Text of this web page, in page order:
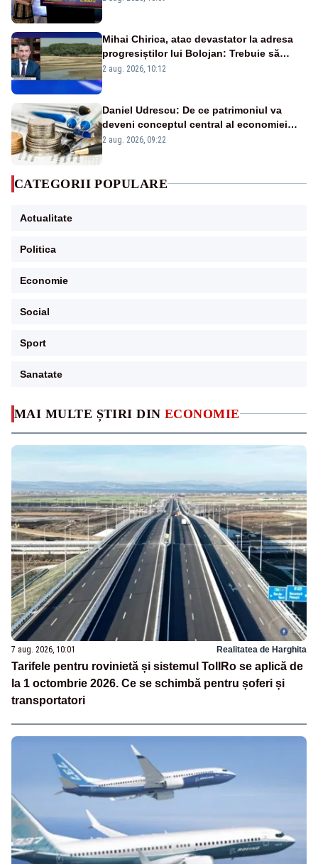
MAI MULTE ȘTIRI DIN ECONOMIE
7 aug. 2026, 10:01 Realitatea de Harghita
Tarifele pentru rovinietă și sistemul TollRo se aplică de
la 1 octombrie 2026. Ce se schimbă pentru șoferi și
transportatori
Mihai Chirica, atac devastator la adresa
progresiștilor lui Bolojan: Trebuie să
protejăm și natura, dar nu șținem omaneii
2 aug. 2026, 10:12
Daniel Udrescu: De ce patrimoniul va
deveni conceptul central al economiei
viitoare?
2 aug. 2026, 09:22
CATEGORII POPULARE
Actualitate
Politica
Economie
Social
Sport
Sanatate